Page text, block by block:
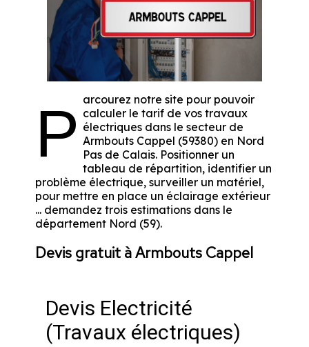
P arcourez notre site pour pouvoir
calculer le tarif de vos travaux
électriques dans le secteur de
Armbouts Cappel (59380) en Nord
Pas de Calais. Positionner un
tableau de répartition, identifier un
problème électrique, surveiller un matériel,
pour mettre en place un éclairage extérieur
... demandez trois estimations dans le
département Nord (59).
Devis gratuit à Armbouts Cappel
Devis Electricité
(Travaux électriques)